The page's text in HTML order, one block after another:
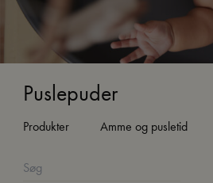
Puslepuder
Produkter Amme og pusletid